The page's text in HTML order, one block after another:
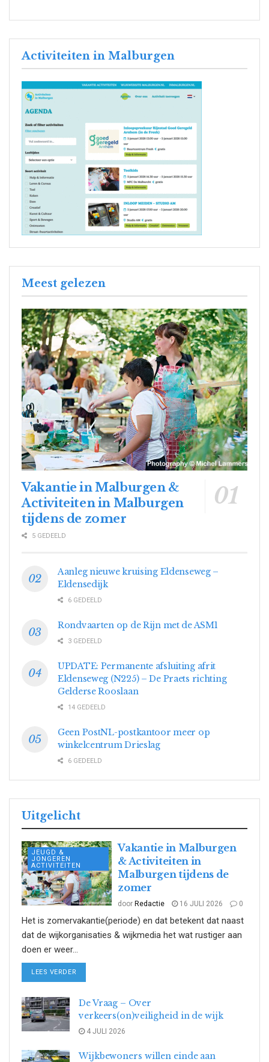
Activiteiten in Malburgen
Meest gelezen
Vakantie in Malburgen &
Activiteiten in Malburgen
tijdens de zomer
5 GEDEELD
Aanleg nieuwe kruising Eldenseweg –
Eldensedijk
6 GEDEELD
Rondvaarten op de Rijn met de ASM1
3 GEDEELD
UPDATE: Permanente afsluiting afrit
Eldenseweg (N225) – De Praets richting
Gelderse Rooslaan
14 GEDEELD
Geen PostNL-postkantoor meer op
winkelcentrum Drieslag
6 GEDEELD
Uitgelicht
JEUGD &
JONGEREN
ACTIVITEITEN
Vakantie in Malburgen
& Activiteiten in
Malburgen tijdens de
zomer
door Redactie 16 JULI 2026 0
Het is zomervakantie(periode) en dat betekent dat naast
dat de wijkorganisaties & wijkmedia het wat rustiger aan
doen er weer...
LEES VERDER
De Vraag – Over
verkeers(on)veiligheid in de wijk
4 JULI 2026
Wijkbewoners willen einde aan